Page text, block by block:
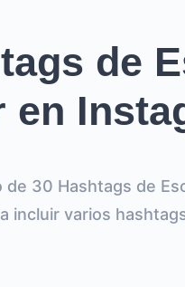
de
en
30 Hashtags de
incluir varios